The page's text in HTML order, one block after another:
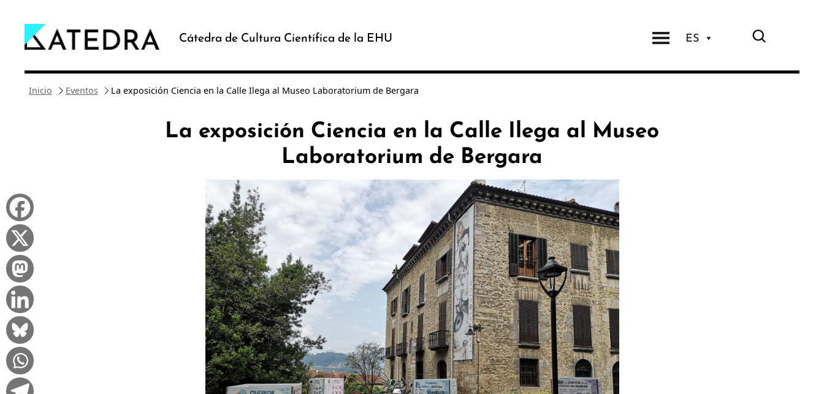
contenido
Cátedra de Cultura Científica de la EHU ES
Inicio Eventos La exposición Ciencia en la Calle Ilega al Museo Laboratorium de Bergara
La exposición Ciencia en la Calle Ilega al Museo
Laboratorium de Bergara